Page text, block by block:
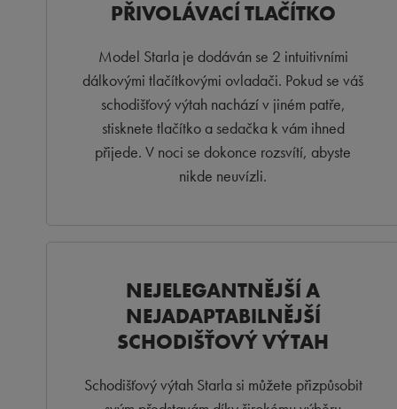
PŘIVOLÁVACÍ TLAČÍTKO
Model Starla je dodáván se 2 intuitivními
dálkovými tlačítkovými ovladači. Pokud se váš
schodišťový výtah nachází v jiném patře,
stisknete tlačítko a sedačka k vám ihned
přijede. V noci se dokonce rozsvítí, abyste
nikde neuvízli.
NEJELEGANTNĚJŠÍ A
NEJADAPTABILNĚJŠÍ
SCHODIŠŤOVÝ VÝTAH
Schodišťový výtah Starla si můžete přizpůsobit